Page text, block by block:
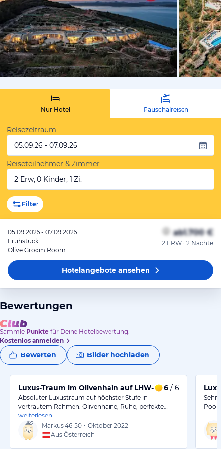
von
Nur Hotel Pauschalreisen
Reisezeitraum
05.09.26 - 07.09.26
Reiseteilnehmer & Zimmer
2 Erw, 0 Kinder, 1 Zi.
Filter
05.09.2026 - 07.09.2026
Frühstück
Olive Groom Room
ab1.700 €
2 ERW • 2 Nächte
Hotelangeboteansehen
Bewertungen
Sammle Punkte für Deine Hotelbewertung.
Kostenlos anmelden
Bewerten Bilder hochladen
Luxus-Traum im Olivenhain auf LHW-Niveau
6 / 6
Absoluter Luxustraum auf höchster Stufe in
vertrautem Rahmen. Olivenhaine, Ruhe, perfekte…
weiterlesen
Markus46-50 • Oktober 2022
Aus Österreich
Sehr
Pool